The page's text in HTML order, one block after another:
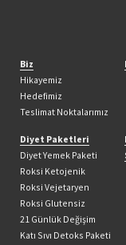
Biz
Hikayemiz
Hedefimiz
Teslimat Noktalarımız
Diyet Paketleri
Diyet Yemek Paketi
Roksi Ketojenik
Roksi Vejetaryen
Roksi Glutensiz
21 Günlük Değişim
Katı Sıvı Detoks Paketi